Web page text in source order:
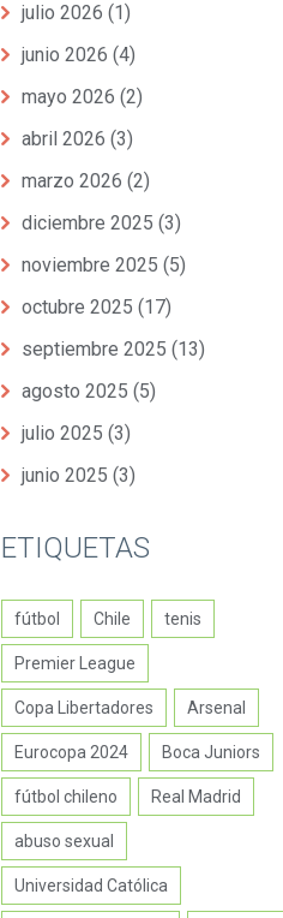
julio 2026 (1)
junio 2026 (4)
mayo 2026 (2)
abril 2026 (3)
marzo 2026 (2)
diciembre 2025 (3)
noviembre 2025 (5)
octubre 2025 (17)
septiembre 2025 (13)
agosto 2025 (5)
julio 2025 (3)
junio 2025 (3)
ETIQUETAS
fútbol Chile tenis
Premier League
Copa Libertadores Arsenal
Eurocopa 2024 Boca Juniors
fútbol chileno Real Madrid
abuso sexual
Universidad Católica